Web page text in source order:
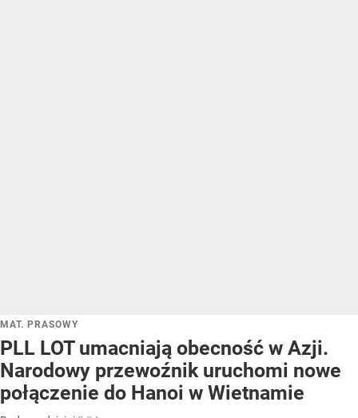
MAT. PRASOWY
PLL LOT umacniają obecność w Azji.
Narodowy przewoźnik uruchomi nowe
połączenie do Hanoi w Wietnamie